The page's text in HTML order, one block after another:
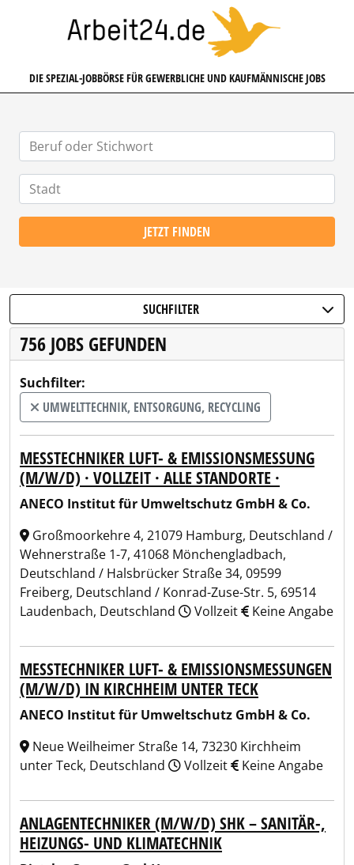
ARBEIT24.DE
DIE SPEZIAL-JOBBÖRSE FÜR GEWERBLICHE UND KAUFMÄNNISCHE JOBS
JETZT FINDEN
SUCHFILTER
756 JOBS GEFUNDEN
Suchfilter:
UMWELTTECHNIK, ENTSORGUNG, RECYCLING
MESSTECHNIKER LUFT- & EMISSIONSMESSUNG
(M/W/D) · VOLLZEIT · ALLE STANDORTE ·
ANECO Institut für Umweltschutz GmbH & Co.
Großmoorkehre 4, 21079 Hamburg, Deutschland /
Wehnerstraße 1-7, 41068 Mönchengladbach,
Deutschland / Halsbrücker Straße 34, 09599
Freiberg, Deutschland / Konrad-Zuse-Str. 5, 69514
Laudenbach, Deutschland
Vollzeit Keine Angabe
MESSTECHNIKER LUFT- & EMISSIONSMESSUNGEN
(M/W/D) IN KIRCHHEIM UNTER TECK
ANECO Institut für Umweltschutz GmbH & Co.
Neue Weilheimer Straße 14, 73230 Kirchheim
unter Teck, Deutschland
Vollzeit Keine Angabe
ANLAGENTECHNIKER (M/W/D) SHK – SANITÄR-,
HEIZUNGS- UND KLIMATECHNIK